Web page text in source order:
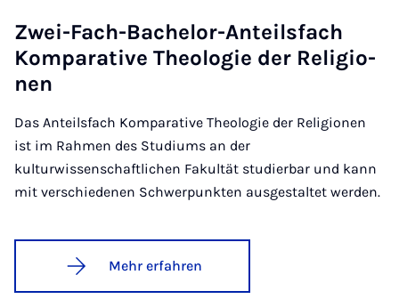
Zwei-Fach-Ba­che­lor-An­teils­fach
Kom­pa­ra­ti­ve Theo­lo­gie der Re­li­gi­o­
nen
Das Anteilsfach Komparative Theologie der Religionen
ist im Rahmen des Studiums an der
kulturwissenschaftlichen Fakultät studierbar und kann
mit verschiedenen Schwerpunkten ausgestaltet werden.
Mehr erfahren